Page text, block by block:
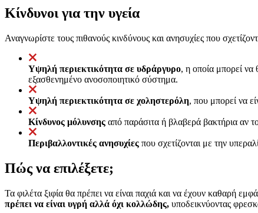
Κίνδυνοι για την υγεία
Αναγνωρίστε τους πιθανούς κινδύνους και ανησυχίες που
Υψηλή περιεκτικότητα σε υδράργυρο, η οποία μπορεί να
εξασθενημένο ανοσοποιητικό σύστημα.
Υψηλή περιεκτικότητα σε χοληστερόλη, που μπορεί να
Κίνδυνος μόλυνσης από παράσιτα ή βλαβερά βακτήρια αν
Περιβαλλοντικές ανησυχίες που σχετίζονται με την
Πώς να επιλέξετε;
Τα φιλέτα ξιφία θα πρέπει να είναι παχιά και να έχουν καθαρή
πρέπει να είναι υγρή αλλά όχι κολλώδης, υποδεικνύοντας